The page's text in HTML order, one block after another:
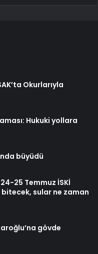
Okurlarıyla
Hukuki yollara
büyüdü
25 Temmuz İSKİ
sular ne zaman
gövde